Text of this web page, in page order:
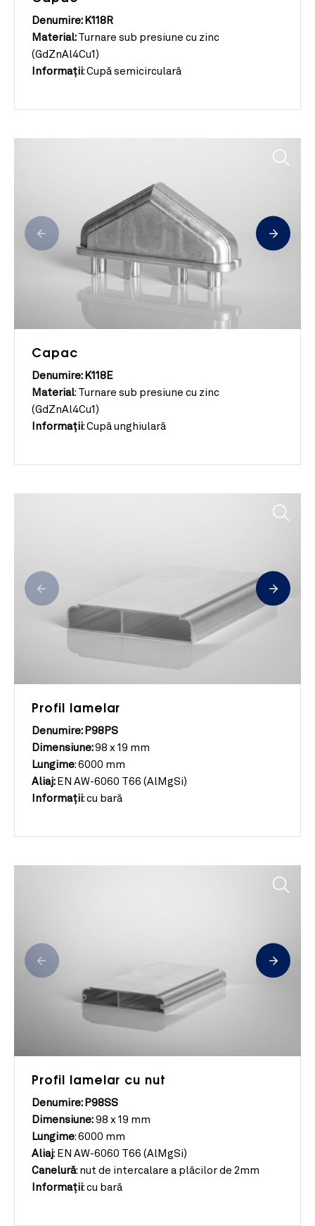
Denumire: K118R
Material:
Turnare sub presiune cu zinc
(GdZnAl4Cu1)
Informații: Cupă semicirculară
Capac
Denumire: K118E
Material: Turnare sub presiune cu zinc
(GdZnAl4Cu1)
Informații: Cupă unghiulară
Profil lamelar
Denumire: P98PS
Dimensiune: 98 x 19 mm
Lungime: 6000 mm
Aliaj: EN AW-6060 T66 (AlMgSi)
Informații: cu bară
Profil lamelar cu nut
Denumire: P98SS
Dimensiune: 98 x 19 mm
Lungime: 6000 mm
Aliaj: EN AW-6060 T66 (AlMgSi)
Canelură: nut de intercalare a plăcilor de 2mm
Informații: cu bară